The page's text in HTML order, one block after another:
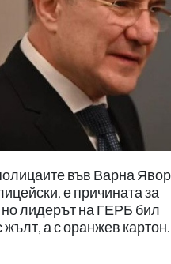
във Варна
е причината за
но лидерът на ГЕРБ бил
а с оранжев